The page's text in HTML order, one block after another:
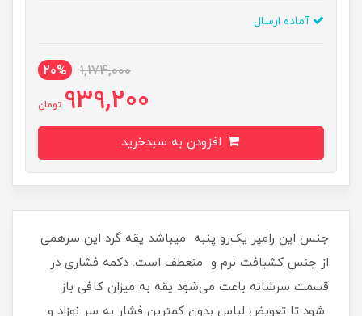
آماده ارسال
1,174,000
20%
939,200 تومان
جنس این رامپر یک‌رو پنبه میباشد یقه گرد این سرهمی
از جنس کشبافت نرم و منعطف است. دکمه فشاری در
قسمت سرشانه باعث می‌شود یقه به میزان کافی باز
شود تا تعویض لباس بدون کمترین فشار به سر نوزاد و